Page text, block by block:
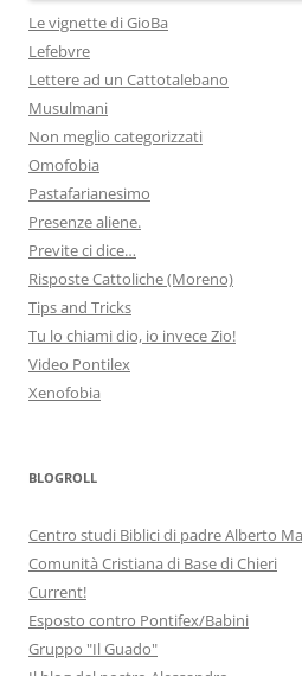
Le vignette di GioBa
Lefebvre
Lettere ad un Cattotalebano
Musulmani
Non meglio categorizzati
Omofobia
Pastafarianesimo
Presenze aliene.
Previte ci dice…
Risposte Cattoliche (Moreno)
Tips and Tricks
Tu lo chiami dio, io invece Zio!
Video Pontilex
Xenofobia
BLOGROLL
Centro studi Biblici di padre Alberto
Comunità Cristiana di Base di Chieri
Current!
Esposto contro Pontifex/Babini
Gruppo "Il Guado"